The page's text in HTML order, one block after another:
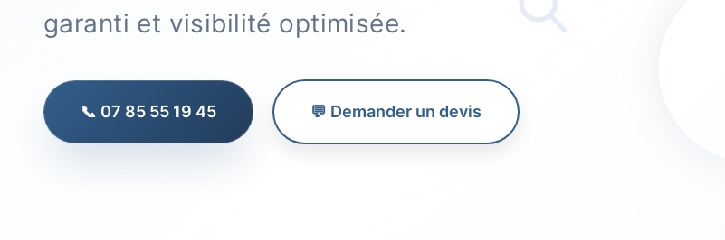
garanti et visibilité optimisée.
📞 07 85 55 19 45 💬 Demander un devis